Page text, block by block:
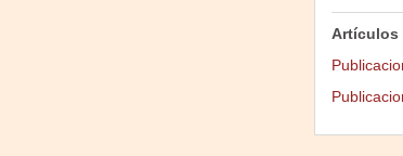
Artículos